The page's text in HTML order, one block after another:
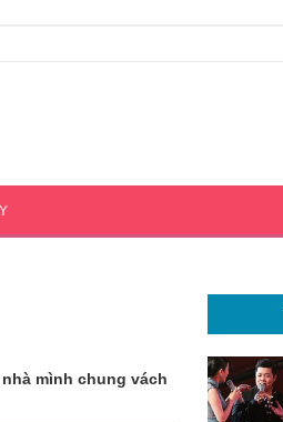
mình chung vách